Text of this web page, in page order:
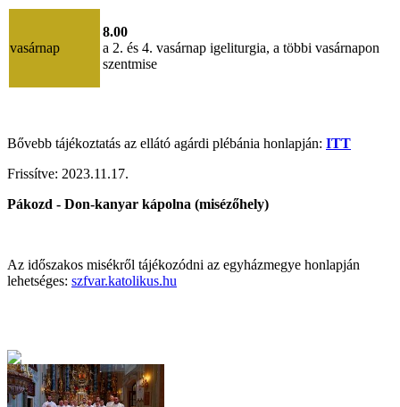
vasárnap
8.00
a 2. és 4. vasárnap igeliturgia, a többi vasárnapon
szentmise
Bővebb tájékoztatás az ellátó agárdi plébánia honlapján: ITT
Frissítve: 2023.11.17.
Pákozd - Don-kanyar kápolna (misézőhely)
Az időszakos misékről tájékozódni az egyházmegye honlapján
lehetséges: szfvar.katolikus.hu